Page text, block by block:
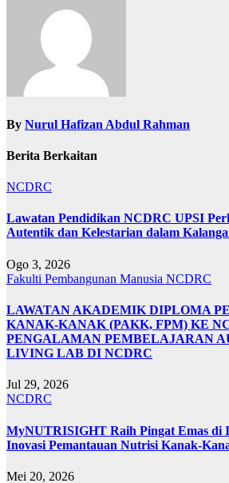
By Nurul Hafizan Abdul Rahman
Berita Berkaitan
NCDRC
Lawatan Pendidikan NCDRC UPSI
Autentik dan Kelestarian dalam
Ogo 3, 2026
Fakulti Pembangunan Manusia NCDRC
LAWATAN AKADEMIK DIPLOMA
KANAK-KANAK (PAKK, FPM) KE
PENGALAMAN PEMBELAJARAN
LIVING LAB DI NCDRC
Jul 29, 2026
NCDRC
MyNUTRISIGHT Raih Pingat Emas di
Inovasi Pemantauan Nutrisi Kanak-
Mei 20, 2026